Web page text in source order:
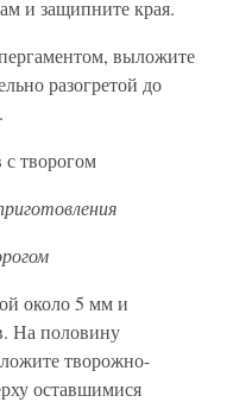
и защипните края.
выложите
разогретой до
творогом
около 5 мм и
На половину
творожно-
оставшимися